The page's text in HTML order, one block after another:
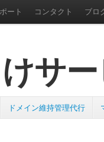
ート コンタクト ブロ
サ
ドメイン維持管理代行